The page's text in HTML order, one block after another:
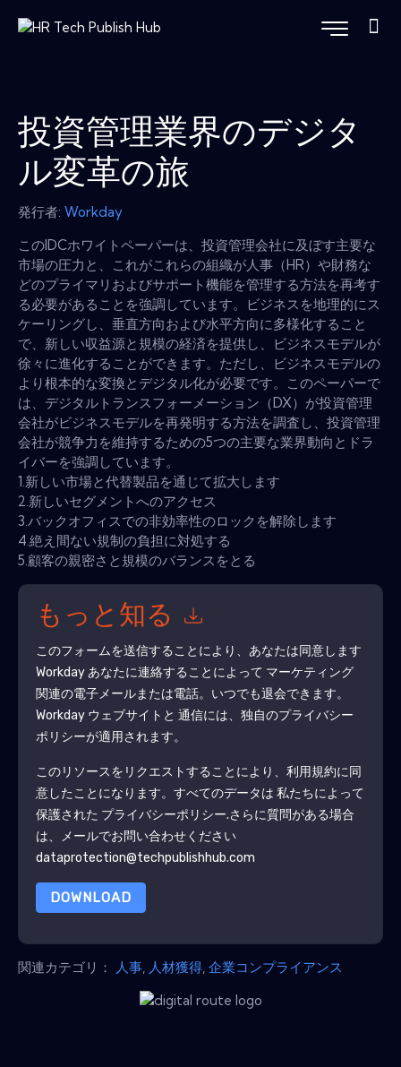
投資管理業界のデジタ
ル変革の旅
発行者: Workday
このIDCホワイトペーパーは、投資管理会社に及ぼす主要な
市場の圧力と、これがこれらの組織が人事（HR）や財務な
どのプライマリおよびサポート機能を管理する方法を再考す
る必要があることを強調しています。ビジネスを地理的にス
ケーリングし、垂直方向および水平方向に多様化すること
で、新しい収益源と規模の経済を提供し、ビジネスモデルが
徐々に進化することができます。ただし、ビジネスモデルの
より根本的な変換とデジタル化が必要です。このペーパーで
は、デジタルトランスフォーメーション（DX）が投資管理
会社がビジネスモデルを再発明する方法を調査し、投資管理
会社が競争力を維持するための5つの主要な業界動向とドラ
イバーを強調しています。
1.新しい市場と代替製品を通じて拡大します
2.新しいセグメントへのアクセス
3.バックオフィスでの非効率性のロックを解除します
4.絶え間ない規制の負担に対処する
5.顧客の親密さと規模のバランスをとる
もっと知る
このフォームを送信することにより、あなたは同意します
Workdayあなたに連絡することによって マーケティング
関連の電子メールまたは電話。いつでも退会できます。
Workdayウェブサイトと 通信には、独自のプライバシー
ポリシーが適用されます。
このリソースをリクエストすることにより、利用規約に同
意したことになります。すべてのデータは 私たちによって
保護された プライバシーポリシー.さらに質問がある場合
は、メールでお問い合わせください
dataprotection@techpublishhub.com
DOWNLOAD
関連カテゴリ： 人事 人材獲得 企業コンプライアンス